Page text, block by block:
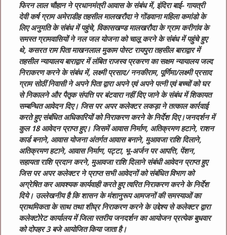
फिरन लाल चौहान ने प्रधानमंत्री आवास के संबंध में, इंदिरा बाई- गायत्री
देवी कर्ष ग्राम अमेराडीह तहसील मालखरौदा ने गोंडवाना महिला कमांडो के
लिए अनुमति के संबंध में पहुंचे, विकासखण्ड मालखरौदा के ग्राम करीगांव के
समस्त ग्रामवासियों ने नल जल योजना को चालू करने के संबंध में पहुंचे हुए
थे, कसरत राम पिता माखनलाल मुकाम पोस्ट रायपुरा तहसील बाराद्वार में
तहसील न्यायालय बाराद्वार में लंबित राजस्व प्रकरण का सक्षम न्यायालय जल्द
निराकरण करने के संबंध में, लक्ष्मी प्रसाद/ ननकीराम, पूर्णिमा/लक्ष्मी प्रसाद
ग्राम सोठीं निवासी ने अपने पिता द्वारा अपने एवं अपने पत्नी एवं बच्चों को घर
से निकालने और पैतृक संपत्ति पर बंटवारा नहीं दिए जाने के संबंध में शिकायत
सम्बन्धित आवेदन दिए। जिस पर अपर कलेक्टर लकड़ा ने तत्काल कार्रवाई
करते हुए संबंधित अधिकारियों को निराकरण करने के निर्देश दिए।जनदर्शन में
कुल 18 आवेदन प्राप्त हुए। जिसमें आवास निर्माण, अतिक्रमण हटाने, राशन
कार्ड बनाने, आवास योजना अंतर्गत आवास बनाने, मुआवजा राशि दिलाने,
अतिक्रमण हटाने, आवास निर्माण, पट्टा, भू-अर्जन पर आपत्ति, पेंशन,
सहायता राशि प्रदान करने, मुआवजा राशि दिलाने संबंधी आवेदन प्राप्त हुए
जिस पर अपर कलेक्टर ने प्राप्त सभी आवेदनों को संबंधित विभाग को
अग्रेषित कर आवश्यक कार्यवाही करते हुए त्वरित निराकरण करने के निर्देश
दिये। उल्लेखनीय है कि शासन के मंशानुरूप आमजनों की समस्याओं का
प्राथमिकता के साथ तथा शीघ्र निराकरण करने के उद्देश्य से कलेक्टर द्वारा
कलेक्टोरेट कार्यालय में जिला स्तरीय जनदर्शन का आयोजन प्रत्येक बुधवार
को दोपहर 3 बजे आयोजित किया जाता है।